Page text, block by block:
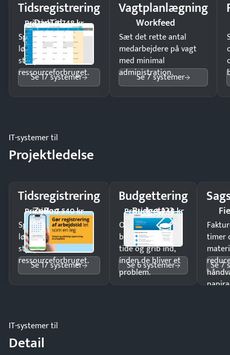
Tidsregistrering
DanTid
Pristjek: 5.748 kr
Spar tid på
lønberegning og få
styr på
ressourceforbruget.
Se 17 systemer
Vagtplanlægning
Workfeed
Sæt det rette antal
medarbejdere på vagt
med minimal
administration.
Se 7 systemer
IT-systemer til
Projektledelse
Tidsregistrering
ZeBon
Pristjek: 7.540 kr
Spar tid på
lønberegning og få
styr på
ressourceforbruget.
Se 17 systemer
Budgettering
Budget123
Pristjek: 3.948 kr
Opdag
budgetafvigelser i
tide og grib ind,
inden de bliver et
problem.
Se 6 systemer
timer
Se 7
IT-systemer til
Detail